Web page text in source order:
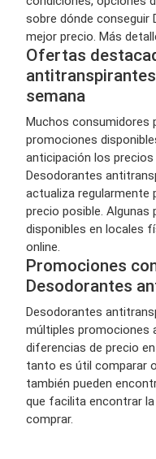
sobre dónde conseguir
mejor precio. Más
Ofertas
semana
Muchos consumidores
promociones
anticipación los
Desodorantes
actualiza regularmente
precio posible.
disponibles en locales
online.
Promociones
Desodorantes
Desodorantes
múltiples promociones
diferencias de precio
tanto es útil comparar
también pueden
que facilita encontrar
comprar.